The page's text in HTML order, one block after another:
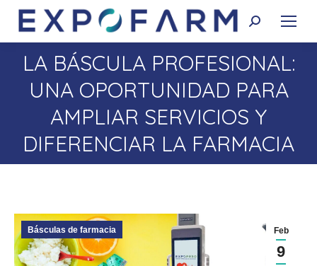
Buscar:
LA BÁSCULA PROFESIONAL:
UNA OPORTUNIDAD PARA
AMPLIAR SERVICIOS Y
DIFERENCIAR LA FARMACIA
Feb
9
Básculas de farmacia